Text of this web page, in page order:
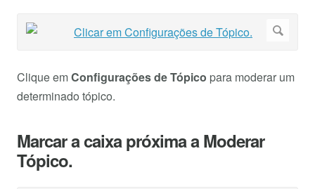
Clique emConfigurações de Tópico para moderar um
determinado tópico.
Marcar a caixa próxima a Moderar
Tópico.